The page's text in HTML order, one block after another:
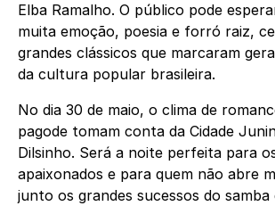
Elba Ramalho. O público pode
muita emoção, poesia e forró raiz,
grandes clássicos que marcaram
da cultura popular brasileira.
No dia 30 de maio, o clima de
pagode tomam conta da Cidade
Dilsinho. Será a noite perfeita para
apaixonados e para quem não abre
junto os grandes sucessos do samba